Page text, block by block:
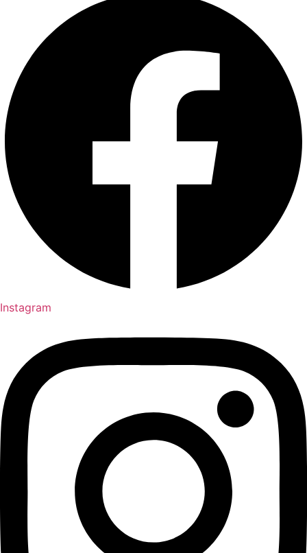
Instagram